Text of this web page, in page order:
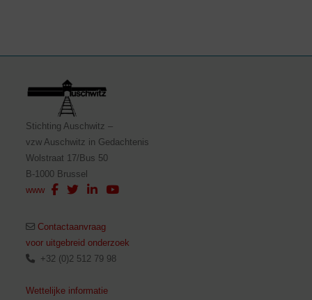
Stichting Auschwitz –
vzw Auschwitz in Gedachtenis
Wolstraat 17/Bus 50
B-1000 Brussel
www
Contactaanvraag
voor uitgebreid onderzoek
+32 (0)2 512 79 98
Wettelijke informatie